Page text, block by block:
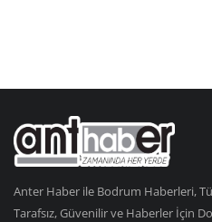
Anter Haber ile Bodrum Haberleri,
Tarafsız, Güvenilir ve Haberler İçin